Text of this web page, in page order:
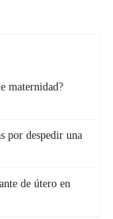
maternidad?
por despedir una
de útero en